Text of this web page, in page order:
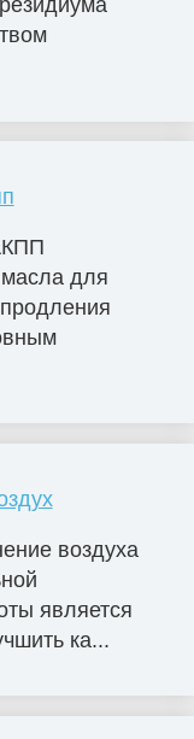
для
воздуха
является
ка...